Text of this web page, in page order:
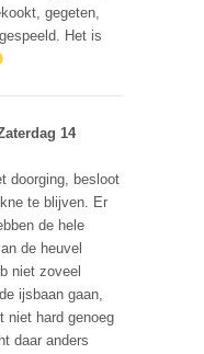
gegeten,
Het is
14
doorging, besloot
te blijven. Er
de hele
de heuvel
niet zoveel
ijsbaan gaan,
niet hard genoeg
daar anders